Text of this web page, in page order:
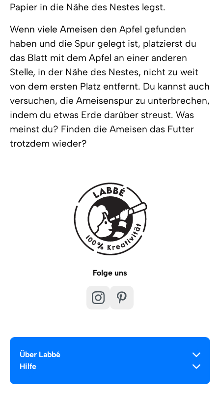
Papier in die Nähe des Nestes legst.
Wenn viele Ameisen den Apfel gefunden
haben und die Spur gelegt ist, platzierst du
das Blatt mit dem Apfel an einer anderen
Stelle, in der Nähe des Nestes, nicht zu weit
von dem ersten Platz entfernt. Du kannst auch
versuchen, die Ameisenspur zu unterbrechen,
indem du etwas Erde darüber streust. Was
meinst du? Finden die Ameisen das Futter
trotzdem wieder?
Folge uns
Über Labbé
Hilfe